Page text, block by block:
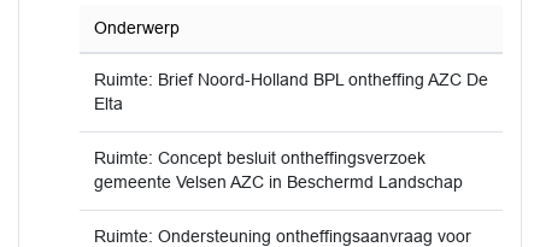
Onderwerp
Ruimte: Brief Noord-Holland BPL ontheffing AZC De
Elta
Ruimte: Concept besluit ontheffingsverzoek
gemeente Velsen AZC in Beschermd Landschap
Ruimte: Ondersteuning ontheffingsaanvraag voor